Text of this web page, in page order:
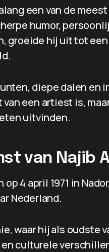
een van de
humor,
groeide hij uit tot
diepe dalen en
een artiest is,
uitvinden.
van Najib
4 april 1971 in
Nederland.
waar hij als oudste
culturele